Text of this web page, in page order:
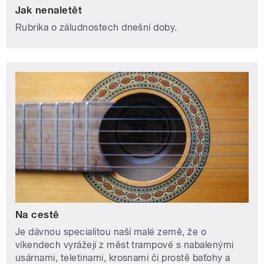
Jak nenaletět
Rubrika o záludnostech dnešní doby.
Na cestě
Je dávnou specialitou naší malé země, že o
víkendech vyrážejí z měst trampové s nabalenými
usárnami, teletinami, krosnami či prostě baťohy a